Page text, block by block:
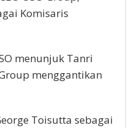
Komisaris
menunjuk Tanri
menggantikan
Toisutta sebagai